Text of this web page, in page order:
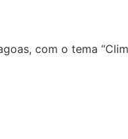
com o tema